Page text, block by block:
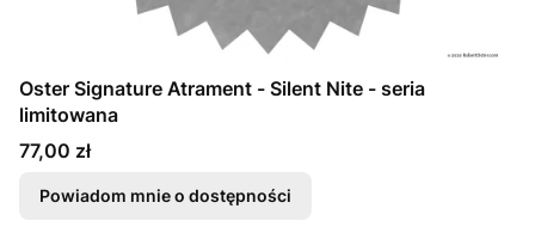
Oster Signature Atrament - Silent Nite - seria
limitowana
Cena
77,00 zł
Powiadom mnie o dostępności